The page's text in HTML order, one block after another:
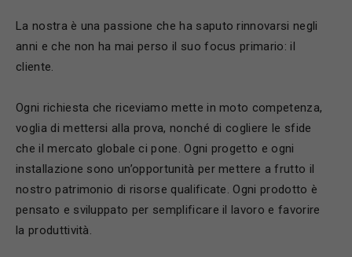
La nostra è una passione che ha saputo rinnovarsi negli
anni e che non ha mai perso il suo focus primario: il
cliente.
Ogni richiesta che riceviamo mette in moto competenza,
voglia di mettersi alla prova, nonché di cogliere le sfide
che il mercato globale ci pone. Ogni progetto e ogni
installazione sono un’opportunità per mettere a frutto il
nostro patrimonio di risorse qualificate. Ogni prodotto è
pensato e sviluppato per semplificare il lavoro e favorire
la produttività.